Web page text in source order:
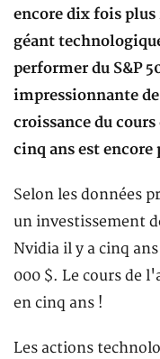
encore dix fois
géant
performer du S&P
impressionnante
croissance du
cinq ans est
Selon les données
un investissement
Nvidia il y a cinq
000 $. Le cours de
en cinq ans !
Les actions